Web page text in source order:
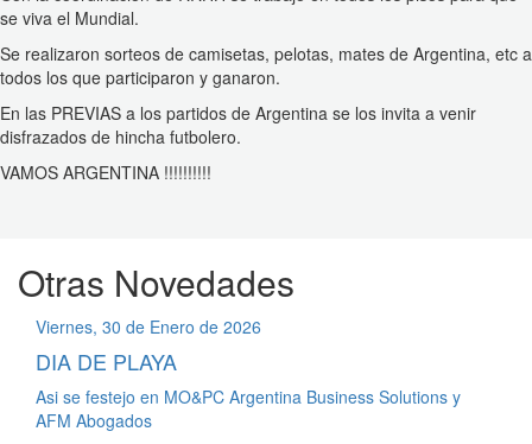
se viva el Mundial.
Se realizaron sorteos de camisetas, pelotas, mates de Argentina, etc a
todos los que participaron y ganaron.
En las PREVIAS a los partidos de Argentina se los invita a venir
disfrazados de hincha futbolero.
VAMOS ARGENTINA !!!!!!!!!!
Otras Novedades
Viernes, 30 de Enero de 2026
DIA DE PLAYA
Asi se festejo en MO&PC Argentina Business Solutions y
AFM Abogados